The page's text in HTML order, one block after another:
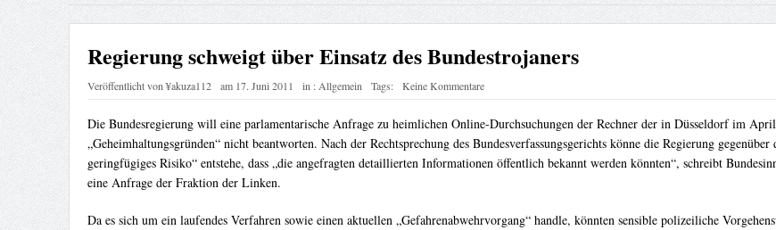
Regierung schweigt über Einsatz des Bundestrojaners
Veröffentlicht von¥akuza112 am 17. Juni 2011 in :Allgemein Tags: Keine Kommentare
Die Bundesregierung will eine parlamentarische Anfrage zu heimlichen Online-Durchsuchungen der Rechner der in Düsseldorf im
„Geheimhaltungsgründen“ nicht beantworten. Nach der Rechtsprechung des Bundesverfassungsgerichts könne die Regierung
geringfügiges Risiko“ entstehe, dass „die angefragten detaillierten Informationen öffentlich bekannt werden könnten“, schreibt
eine Anfrage der Fraktion der Linken.
Da es sich um ein laufendes Verfahren sowie einen aktuellen „Gefahrenabwehrvorgang“ handle, könnten sensible polizeiliche